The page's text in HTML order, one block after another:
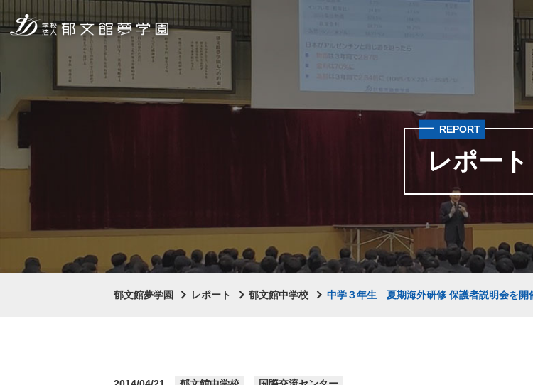
レポート
REPORT
郁文館夢学園 レポート 郁文館中学校 中学３年生 夏期海外研修 保護者説明会を開